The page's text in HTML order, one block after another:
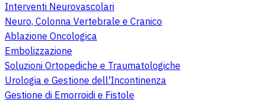
Interventi Neurovascolari
Neuro, Colonna Vertebrale e Cranico
Ablazione Oncologica
Embolizzazione
Soluzioni Ortopediche e Traumatologiche
Urologia e Gestione dell'Incontinenza
Gestione di Emorroidi e Fistole